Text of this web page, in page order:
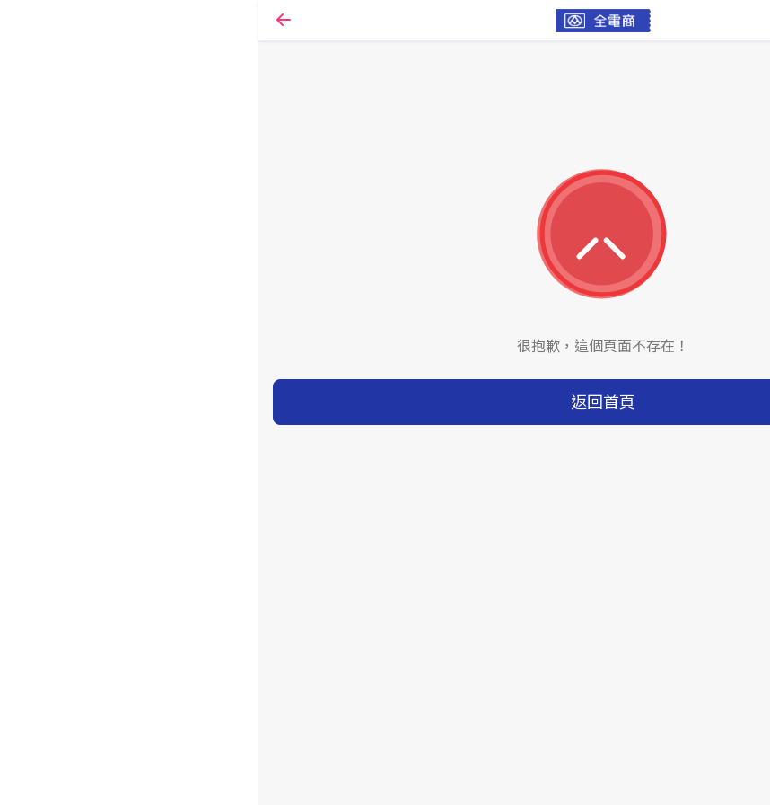
很抱歉，這個頁面不存在！
返回首頁